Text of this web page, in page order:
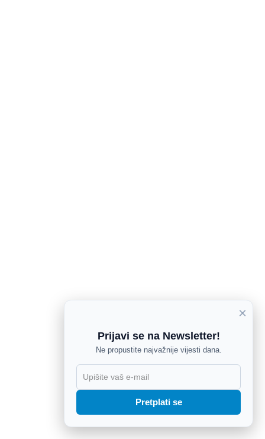
×
Prijavi se na Newsletter!
Ne propustite najvažnije vijesti dana.
Pretplati se